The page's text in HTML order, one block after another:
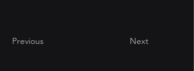
Previous Next